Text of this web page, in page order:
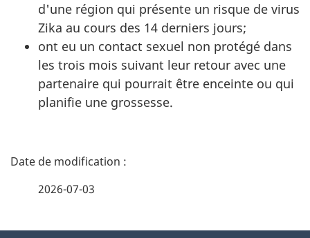
d'une région qui présente un risque de virus
Zika au cours des 14 derniers jours;
ont eu un contact sexuel non protégé dans
les trois mois suivant leur retour avec une
partenaire qui pourrait être enceinte ou qui
planifie une grossesse.
D
2026-07-03